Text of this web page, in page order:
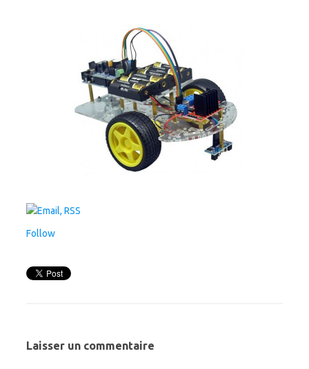
Follow
Laisser un commentaire